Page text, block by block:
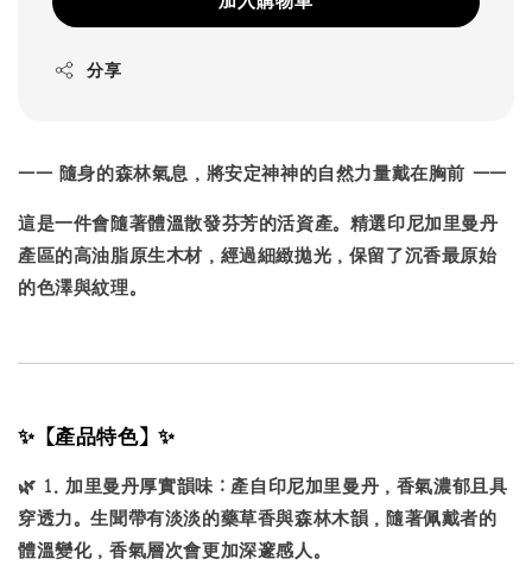
分享
—— 隨身的森林氣息，將安定神神的自然力量戴在胸前 ——
這是一件會隨著體溫散發芬芳的活資產。精選印尼加里曼丹
產區的高油脂原生木材，經過細緻拋光，保留了沉香最原始
的色澤與紋理。
✨【產品特色】✨
🌿 1. 加里曼丹厚實韻味： 產自印尼加里曼丹，香氣濃郁且具
穿透力。生聞帶有淡淡的藥草香與森林木韻，隨著佩戴者的
體溫變化，香氣層次會更加深邃感人。